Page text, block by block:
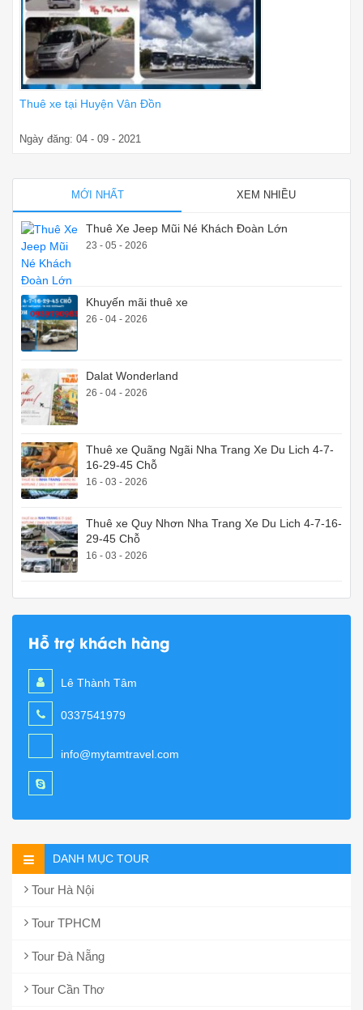
Thuê xe tại Huyện Vân Đồn
Ngày đăng: 04 - 09 - 2021
MỚI NHẤT XEM NHIỀU
Thuê Xe Jeep Mũi Né Khách Đoàn Lớn
23 - 05 - 2026
Khuyến mãi thuê xe
26 - 04 - 2026
Dalat Wonderland
26 - 04 - 2026
Thuê xe Quãng Ngãi Nha Trang Xe Du Lich 4-7-
16-29-45 Chỗ
16 - 03 - 2026
Thuê xe Quy Nhơn Nha Trang Xe Du Lich 4-7-16-
29-45 Chỗ
16 - 03 - 2026
Hỗ trợ khách hàng
Lê Thành Tâm
0337541979
info@mytamtravel.com
DANH MỤC TOUR
Tour Hà Nội
Tour TPHCM
Tour Đà Nẵng
Tour Cần Thơ